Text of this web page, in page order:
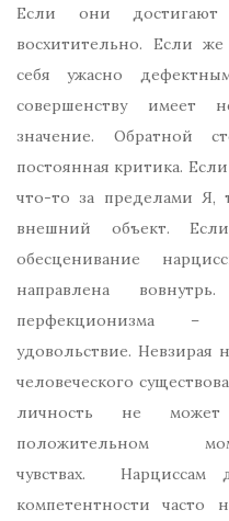
Если они
восхитительно. Если
себя ужасно
совершенству имеет
значение. Обратной
постоянная критика.
что-то за пределами Я,
внешний объект.
обесценивание
направлена
перфекционизма –
удовольствие. Невзирая
человеческого
личность не может
положительном
чувствах. Нарциссам
компетентности часто